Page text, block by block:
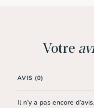
Votre
AVIS (0)
Il n’y a pas encore d’avis.